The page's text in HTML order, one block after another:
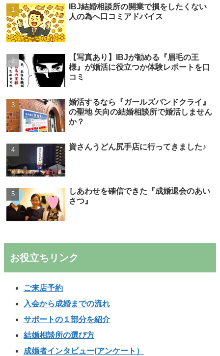
IBJ結婚相談所の開業で損をしたくない
人の為へ口コミアドバイス
【写真あり】IBJが勧める『眉毛の王
様』が婚活に役立つか体験レポートを口
コミ
婚活するなら『ガールズバンドクライ』
の聖地 矢向の結婚相談所で婚活しません
か？
資さんうどん尻手店に行ってきました♪
しあわせを確信できた『成婚退会のあい
さつ』
お役立ちリンク
ご来店予約
入会から成婚までの流れ
サポートの１部分を紹介
結婚相談所の選び方
成婚者インタビュー(アンケート）